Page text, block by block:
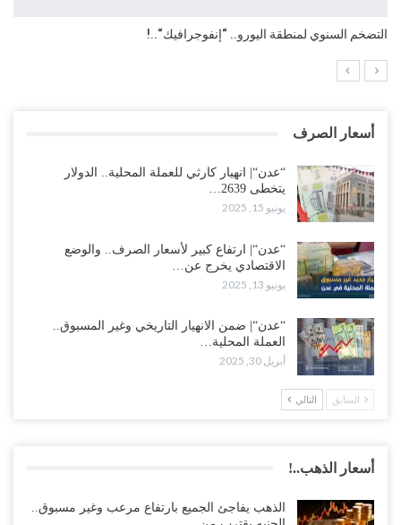
التضخم السنوي لمنطقة اليورو.. “إنفوجرافيك“..!
أسعار الصرف
“عدن“| انهيار كارثي للعملة المحلية.. الدولار
يتخطى 2639…
يونيو 15, 2025
“عدن“| ارتفاع كبير لأسعار الصرف.. والوضع
الاقتصادي يخرج عن…
يونيو 13, 2025
“عدن“| ضمن الانهيار التاريخي وغير المسبوق..
العملة المحلية…
أبريل 30, 2025
السابق التالي
أسعار الذهب..!
الذهب يفاجئ الجميع بارتفاع مرعب وغير مسبوق..